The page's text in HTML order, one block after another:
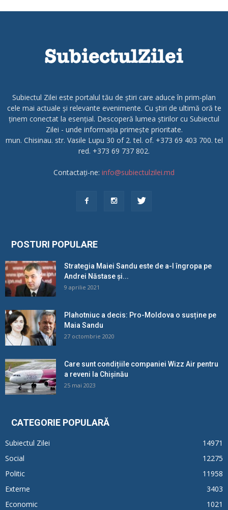
Subiectul Zilei este portalul tău de știri care aduce în prim-plan
cele mai actuale și relevante evenimente. Cu știri de ultimă oră te
ținem conectat la esențial. Descoperă lumea știrilor cu Subiectul
Zilei - unde informația primește prioritate.
mun. Chisinau. str. Vasile Lupu 30 of 2. tel. of. +373 69 403 700. tel
red. +373 69 737 802.
Contactați-ne: info@subiectulzilei.md
POSTURI POPULARE
Strategia Maiei Sandu este de a-l îngropa pe
Andrei Năstase și...
9 aprilie 2021
Plahotniuc a decis: Pro-Moldova o susține pe
Maia Sandu
27 octombrie 2020
Care sunt condițiile companiei Wizz Air pentru
a reveni la Chișinău
25 mai 2023
CATEGORIE POPULARĂ
Subiectul Zilei
14971
Social
12275
Politic
11958
Externe
3403
Economic
1021